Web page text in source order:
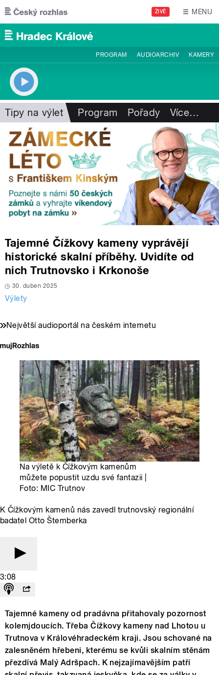
Přejít k hlavnímu obsahu
ŽIVĚ MENU
PROGRAM AUDIOARCHIV KAMERY
Tipy na výlet Program Pořady Více…
Tajemné Čížkovy kameny vyprávějí
historické skalní příběhy. Uvidíte od
nich Trutnovsko i Krkonoše
30. duben 2025
Výlety
Největší audioportál na českém internetu
Na výletě k Čížkovým kamenům
můžete popustit uzdu své fantazii |
Foto: MIC Trutnov
K Čížkovým kamenů nás zavedl trutnovský regionální
badatel Otto Štemberka
3:08
Tajemné kameny od pradávna přitahovaly pozornost
kolemjdoucích. Třeba Čížkovy kameny nad Lhotou u
Trutnova v Královéhradeckém kraji. Jsou schované na
zalesněném hřebeni, kterému se kvůli skalním stěnám
přezdívá Malý Adršpach. K nejzajímavějším patří